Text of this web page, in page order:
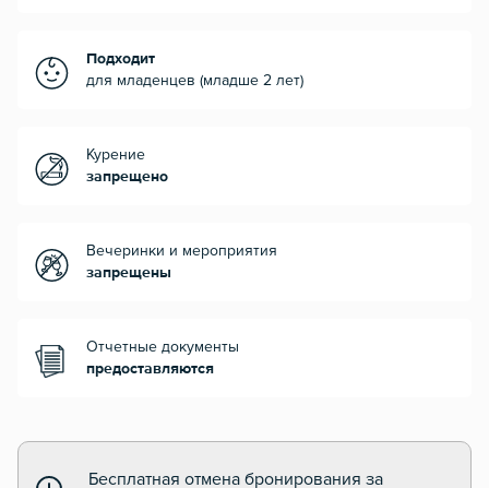
Подходит
для младенцев (младше 2 лет)
Курение
запрещено
Вечеринки и мероприятия
запрещены
Отчетные документы
предоставляются
Бесплатная отмена бронирования за